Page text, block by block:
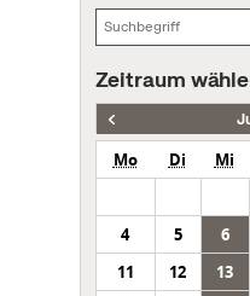
Zeitraum
Mo Di Mi
4
5 6
11
12 13